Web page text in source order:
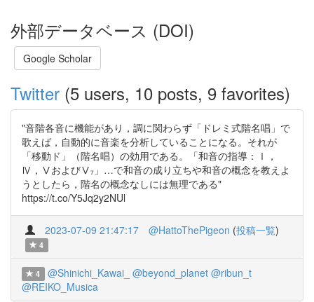
外部データベース (DOI)
Google Scholar
Twitter (5 users, 10 posts, 9 favorites)
"音階各音に機能があり，調に関わらず「ドレミ式階名唱」で
歌えば，自動的に音楽を分析していることになる。それが
「移動ド」（階名唱）の効用である。「和音の指導：Ⅰ，
Ⅳ，ⅤおよびⅤ₇」…で和音の成り立ちや和音の概念を教えよ
うとしたら，階名の概念なしには無理である"
https://t.co/Y5Jq2y2NUl
2023-07-09 21:47:17 @HattoThePigeon (投稿一覧)
4
4 @Shinichi_Kawai_ @beyond_planet @ribun_t
@REIKO_Musica